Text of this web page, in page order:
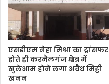
एसडीएम नेहा मिश्रा का ट्रांसफर
होते ही करनैलगंज क्षेत्र में
खुलेआम होने लगा अवैध मिट्टी
खनन